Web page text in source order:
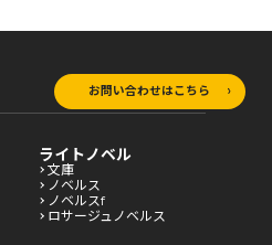
お問い合わせはこちら
ライトノベル
文庫
ノベルス
ノベルスf
ロサージュノベルス